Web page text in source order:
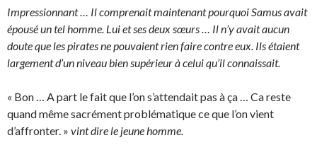
Impressionnant … Il comprenait maintenant pourquoi Samus avait
épousé un tel homme. Lui et ses deux sœurs … Il n’y avait aucun
doute que les pirates ne pouvaient rien faire contre eux. Ils étaient
largement d’un niveau bien supérieur à celui qu’il connaissait.
« Bon … A part le fait que l’on s’attendait pas à ça … Ca reste
quand même sacrément problématique ce que l’on vient
d’affronter. » vint dire le jeune homme.